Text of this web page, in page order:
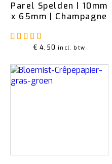
Parel Spelden | 10mm
x 65mm | Champagne
€ 4,50 incl. btw